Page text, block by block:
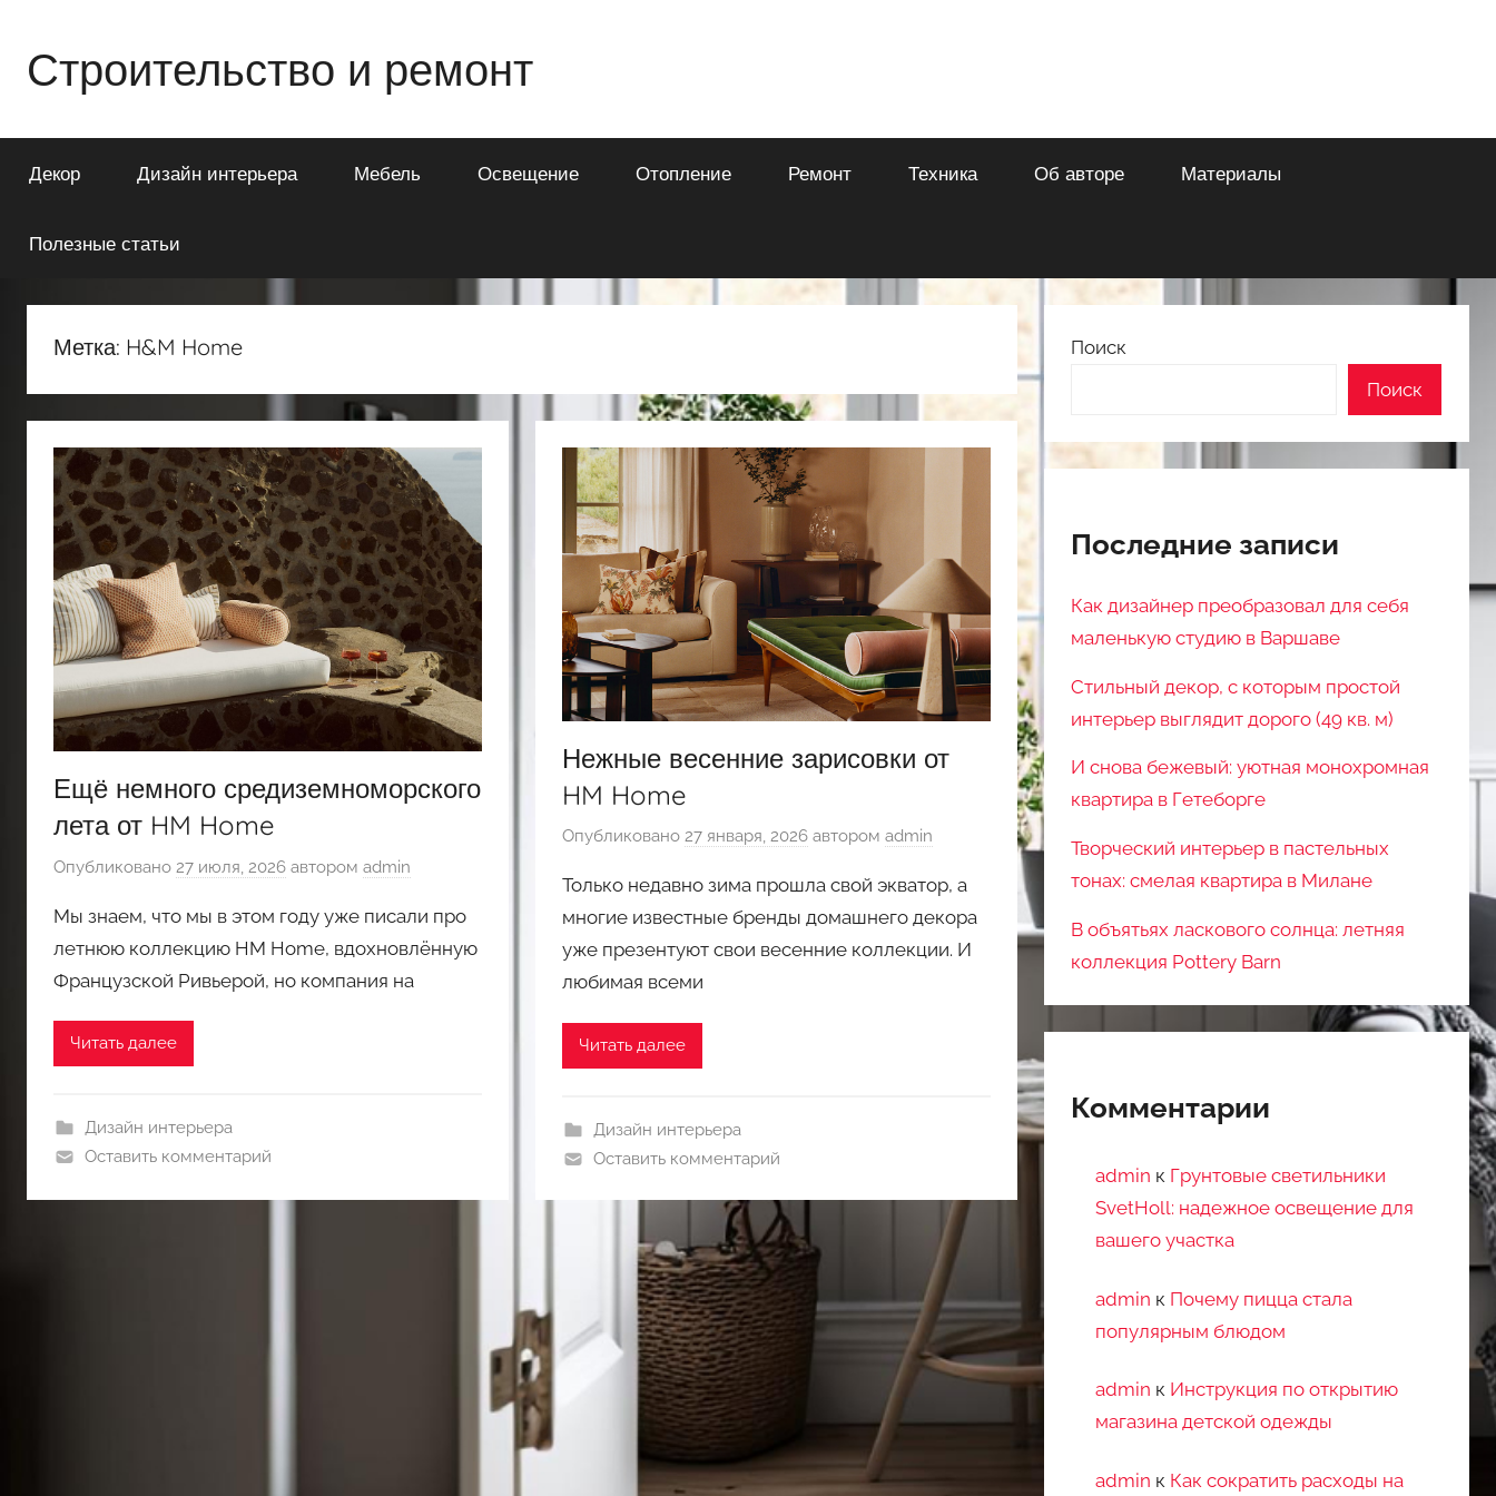
содержимому
Строительство и ремонт
о
строительстве
квартиры
Декор Дизайн интерьера Мебель Освещение Отопление Ремонт Техника Об авторе Материалы
Полезные статьи
Метка: H&M Home
Ещё немного средиземноморского
лета от HM Home
Опубликовано 27 июля, 2026 автором admin
Мы знаем, что мы в этом году уже писали про
летнюю коллекцию HM Home, вдохновлённую
Французской Ривьерой, но компания на
Читать далее
Дизайн интерьера
Оставить комментарий
Нежные весенние зарисовки от
HM Home
Опубликовано27 января, 2026 авторомadmin
Только недавно зима прошла свой экватор, а
многие известные бренды домашнего декора
уже презентуют свои весенние коллекции. И
любимая всеми
Читать далее
Дизайн интерьера
Оставить комментарий
Поиск
Поиск
Последние записи
Как дизайнер преобразовал для себя
маленькую студию в Варшаве
Стильный декор, с которым простой
интерьер выглядит дорого (49 кв. м)
И снова бежевый: уютная монохромная
квартира в Гетеборге
Творческий интерьер в пастельных
тонах: смелая квартира в Милане
В объятьях ласкового солнца: летняя
коллекция Pottery Barn
Комментарии
admin к Грунтовые светильники
SvetHoll: надежное освещение для
вашего участка
admin к Почему пицца стала
популярным блюдом
admin к Инструкция по открытию
магазина детской одежды
admin к Как сократить расходы на